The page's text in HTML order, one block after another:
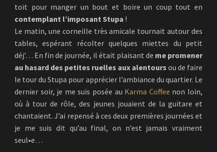
toit pour manger un bout et boire un coup tout en
contemplant l’imposant Stupa !
Le matin, une corneille très amicale tournait autour des
tables, espérant récolter quelques miettes du petit
déj’… En fin de journée, il était plaisant de me promener
au hasard des petites ruelles aux alentours ou de faire
le tour du Stupa pour apprécier l’ambiance du quartier. Le
dernier soir, je me suis posée au Karma Coffee non loin,
où à tour de rôle, des jeunes jouaient de la guitare et
chantaient. J’ai repensé à ces deux premières journées et
je me suis dit qu’au final, on n’est jamais vraiment
seul•e…